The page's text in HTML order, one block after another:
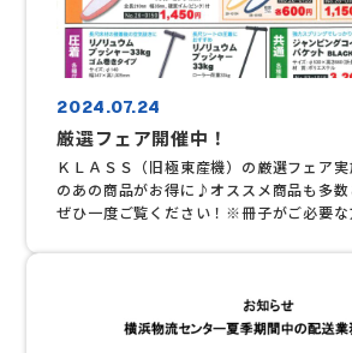
2024.07.24
厳選フェア開催中！
ＫＬＡＳＳ（旧極東産機）の厳選フェア
のあの商品がお得に♪オススメ商品も多数
ぜひ一度ご覧ください！※冊子がご必要な